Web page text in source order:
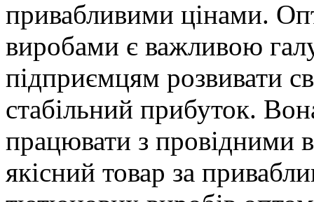
привабливими цінами.
виробами є важливою
підприємцям розвивати
стабільний прибуток.
працювати з провідними
якісний товар за